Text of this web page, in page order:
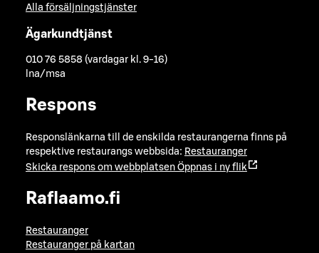
Alla försäljningstjänster
Ägarkundtjänst
010 76 5858 (vardagar kl. 9-16)
lna/msa
Respons
Responslänkarna till de enskilda restaurangerna finns på
respektive restaurangs webbsida: Restauranger
Skicka respons om webbplatsen Öppnas i ny flik
Raflaamo.fi
Restauranger
Restauranger på kartan